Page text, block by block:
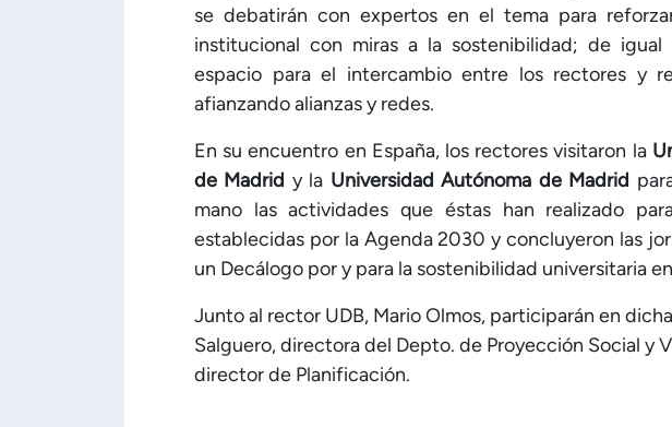
se debatirán con expertos en el tema para
institucional con miras a la sostenibilidad; de
espacio para el intercambio entre los rectores y
afianzando alianzas y redes.
En su encuentro en España, los rectores visitaron la
de Madrid y la Universidad Autónoma de Madrid
mano las actividades que éstas han realizado
establecidas por la Agenda 2030 y concluyeron las
un Decálogo por y para la sostenibilidad universitaria
Junto al rector UDB, Mario Olmos, participarán en
Salguero, directora del Depto. de Proyección Social y
director de Planificación.